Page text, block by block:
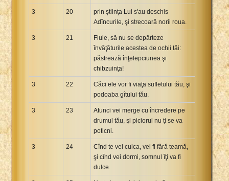
3 20
prin ştiinţa Lui s'au deschis
Adîncurile, şi strecoară norii roua.
3 21
Fiule, să nu se depărteze
învăţăturile acestea de ochii tăi:
păstrează înţelepciunea şi
chibzuinţa!
3 22
Căci ele vor fi viaţa sufletului tău, şi
podoaba gîtului tău.
3 23
Atunci vei merge cu încredere pe
drumul tău, şi piciorul nu ţi se va
poticni.
3 24
Cînd te vei culca, vei fi fără teamă,
şi cînd vei dormi, somnul îţi va fi
dulce.